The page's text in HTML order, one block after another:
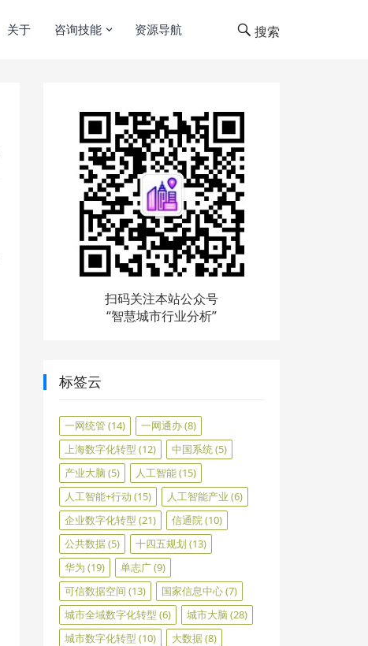
关于 咨询技能 资源导航 搜索
扫码关注本站公众号
“智慧城市行业分析”
标签云
一网统管(14) 一网通办(8)
上海数字化转型 (12) 中国系统(5)
产业大脑 (5) 人工智能(15)
人工智能+行动 (15) 人工智能产业 (6)
企业数字化转型 (21) 信通院(10)
公共数据(5) 十四五规划 (13)
华为 (19) 单志广(9)
可信数据空间 (13) 国家信息中心(7)
城市全域数字化转型 (6) 城市大脑 (28)
城市数字化转型 (10) 大数据(8)